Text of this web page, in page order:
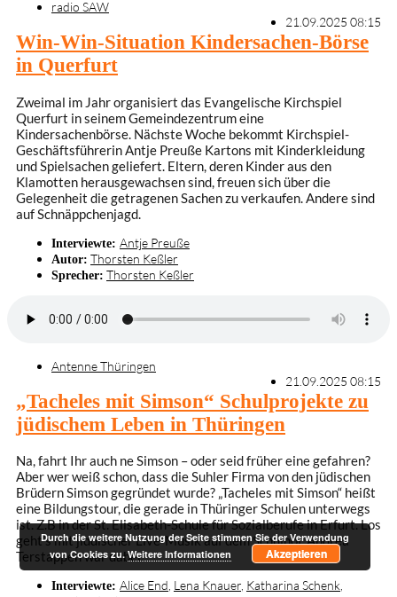
radio SAW
21.09.2025 08:15
Win-Win-Situation Kindersachen-Börse
in Querfurt
Zweimal im Jahr organisiert das Evangelische Kirchspiel
Querfurt in seinem Gemeindezentrum eine
Kindersachenbörse. Nächste Woche bekommt Kirchspiel-
Geschäftsführerin Antje Preuße Kartons mit Kinderkleidung
und Spielsachen geliefert. Eltern, deren Kinder aus den
Klamotten herausgewachsen sind, freuen sich über die
Gelegenheit die getragenen Sachen zu verkaufen. Andere sind
auf Schnäppchenjagd.
Interviewte: Antje Preuße
Autor: Thorsten Keßler
Sprecher: Thorsten Keßler
Antenne Thüringen
21.09.2025 08:15
„Tacheles mit Simson“ Schulprojekte zu
jüdischem Leben in Thüringen
Na, fahrt Ihr auch ne Simson – oder seid früher eine gefahren?
Aber wer weiß schon, dass die Suhler Firma von den jüdischen
Brüdern Simson gegründet wurde? „Tacheles mit Simson“ heißt
eine Bildungstour, die gerade in Thüringer Schulen unterwegs
ist. Z.B in der St. Elisabeth-Schule für Sozialberufe in Erfurt. Los
geht’s mit jiddischer Live-Musik auf dem Schulhof. Andrea
Terstappen war dabei.
Interviewte: Alice End Lena Knauer Katharina Schenk
Durch die weitere Nutzung der Seite stimmen Sie der Verwendung
von Cookies zu.Weitere Informationen Akzeptieren